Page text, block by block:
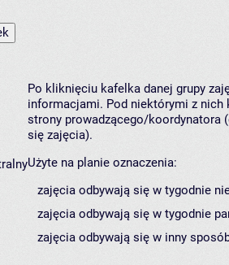
Po kliknięciu kafelka danej grupy
informacjami. Pod niektórymi z nich
strony prowadzącego/koordynatora
się zajęcia).
Użyte na planie oznaczenia:
zajęcia odbywają się w tygodnie
zajęcia odbywają się w tygodnie
zajęcia odbywają się w inny